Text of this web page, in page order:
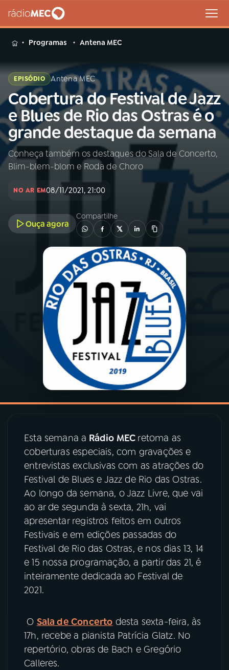
MENU
Buscar
na
Rádio
MEC
Buscar
Início AO VIVO
INÍCIO
A RÁDIO
PROGRAMAÇÃO
PROGRAMAS
PODCASTS
VIDEOCASTS
ÚLTIMAS
ACOMPANHE A RÁDIO MEC
YouTube Facebook
Instagram X
TikTok
Programas Antena MEC
EPISÓDIO Antena MEC
Cobertura do Festival de Jazz
e Blues de Rio das Ostras é o
grande destaque da semana
Conheça também os destaques do Sala de Concerto,
Blim-blem-blom e Roda de Choro
NO AR EM08/11/2021, 21:00
Ouça agora
Compartilhe
Esta semana a Rádio MEC retoma as
coberturas especiais, com gravações e
entrevistas exclusivas com as atrações do
Festival de Blues e Jazz de Rio das Ostras.
Ao longo da semana, o Jazz Livre, que vai
ao ar de segunda à sexta, 21h, vai
apresentar registros feitos em outros
Festivais e em edições passadas do
Festival de Rio das Ostras, e nos dias 13, 14
e 15 nossa programação, a partir das 21, é
inteiramente dedicada ao Festival de
2021.
O Sala de Concerto desta sexta-feira, às
17h, recebe a pianista Patrícia Glatz. No
repertório, obras de Bach e Gregório
Calleres.